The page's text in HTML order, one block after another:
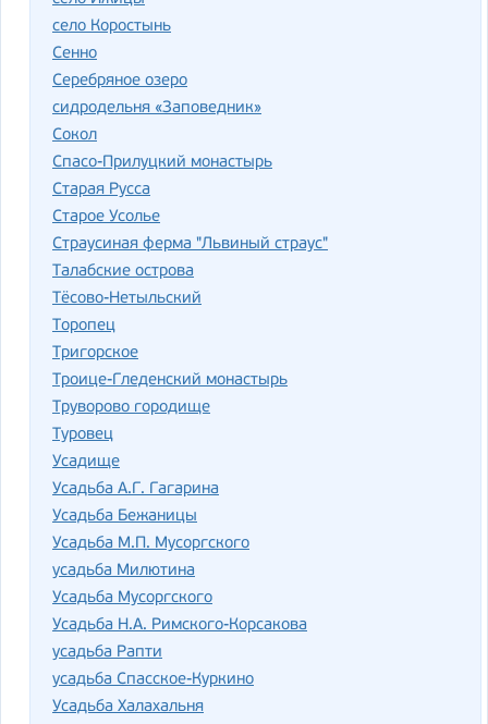
село Коростынь
Сенно
Серебряное озеро
сидродельня «Заповедник»
Сокол
Спасо-Прилуцкий монастырь
Старая Русса
Старое Усолье
Страусиная ферма "Львиный страус"
Талабские острова
Тёсово-Нетыльский
Торопец
Тригорское
Троице-Гледенский монастырь
Труворово городище
Туровец
Усадище
Усадьба А.Г. Гагарина
Усадьба Бежаницы
Усадьба М.П. Мусоргского
усадьба Милютина
Усадьба Мусоргского
Усадьба Н.А. Римского-Корсакова
усадьба Рапти
усадьба Спасское-Куркино
Усадьба Халахальня